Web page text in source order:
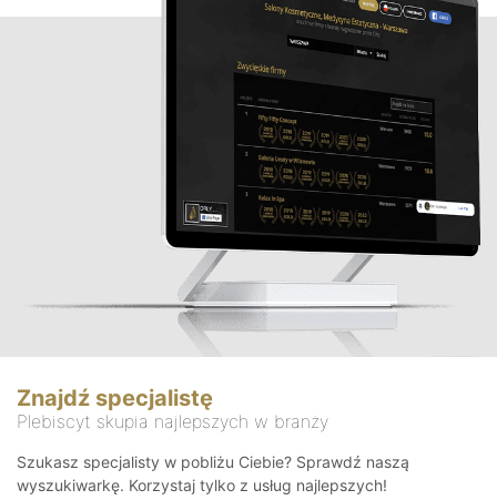
Znajdź specjalistę
Plebiscyt skupia najlepszych w branży
Szukasz specjalisty w pobliżu Ciebie? Sprawdź naszą
wyszukiwarkę. Korzystaj tylko z usług najlepszych!